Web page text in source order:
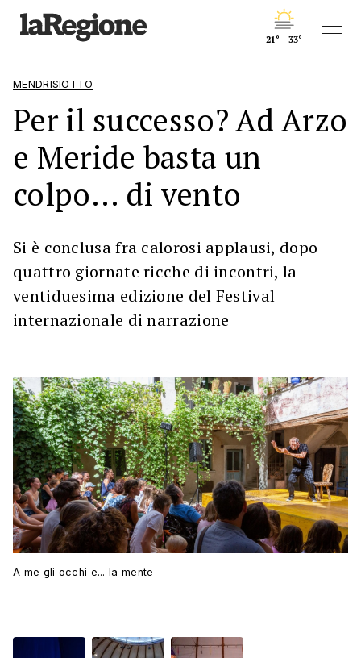
21° - 33°
MENDRISIOTTO
Per il successo? Ad Arzo
e Meride basta un
colpo... di vento
Si è conclusa fra calorosi applausi, dopo
quattro giornate ricche di incontri, la
ventiduesima edizione del Festival
internazionale di narrazione
A me gli occhi e... la mente